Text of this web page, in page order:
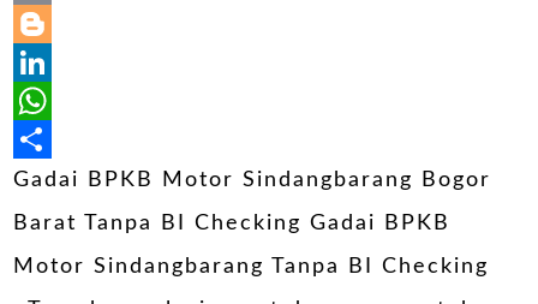
Email
Blogger
LinkedIn
WhatsApp
Share
Gadai BPKB Motor Sindangbarang Bogor
Barat Tanpa BI Checking Gadai BPKB
Motor Sindangbarang Tanpa BI Checking